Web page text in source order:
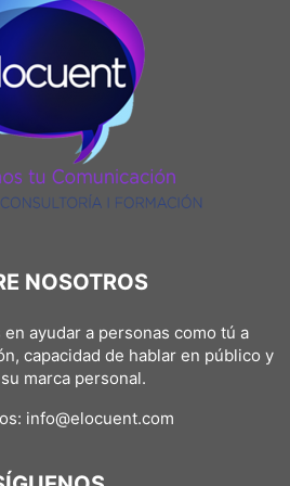
NOSOTROS
ayudar a personas como tú a
capacidad de hablar en público y
marca personal.
info@elocuent.com